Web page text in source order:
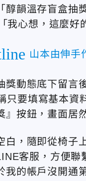
醇韻溫存盲盒抽
我心想，這麼好
山本由伸
獎動態底下留言
只要填寫基本資
』按鈕，畫面居
白，隨即從椅子
客服，方便
我的帳戶沒開通